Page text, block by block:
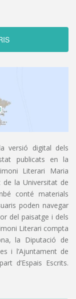
versió digital dels
publicats en la
Literari Maria
de la Universitat de
conté materials
poden navegar
del paisatge i dels
Literari compta
la Diputació de
i l’Ajuntament de
d’Espais Escrits.